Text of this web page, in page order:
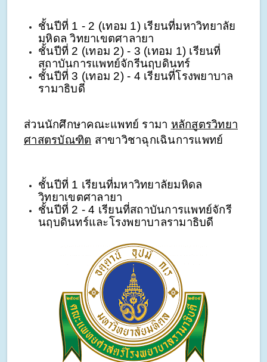
ชั้นปีที่ 1 - 2 (เทอม 1) เรียนที่มหาวิทยาลัย
มหิดล วิทยาเขตศาลายา
ชั้นปีที่ 2 (เทอม 2) - 3 (เทอม 1) เรียนที่
สถาบันการแพทย์จักรีนฤบดินทร์
ชั้นปีที่ 3 (เทอม 2) - 4 เรียนที่โรงพยาบาล
รามาธิบดี
ส่วนนักศึกษาคณะแพทย์ รามา หลักสูตรวิทยา
ศาสตรบัณฑิต สาขาวิชาฉุกเฉินการแพทย์
ชั้นปีที่ 1 เรียนที่มหาวิทยาลัยมหิดล
วิทยาเขตศาลายา
ชั้นปีที่ 2 - 4 เรียนที่สถาบันการแพทย์จักรี
นฤบดินทร์และโรงพยาบาลรามาธิบดี